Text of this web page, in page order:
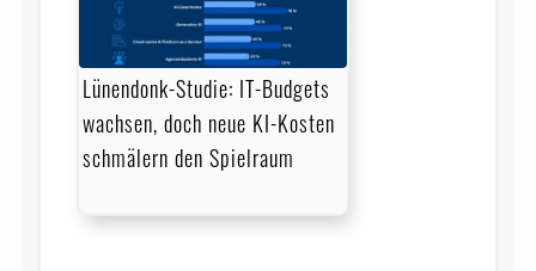
Lünendonk-Studie: IT-Budgets
wachsen, doch neue KI-Kosten
schmälern den Spielraum